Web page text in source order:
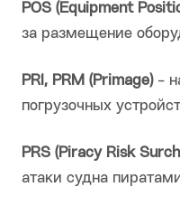
POS (Equipment
за размещение
PRI, PRM (Primage)-
погрузочных
PRS (Piracy Risk
атаки судна